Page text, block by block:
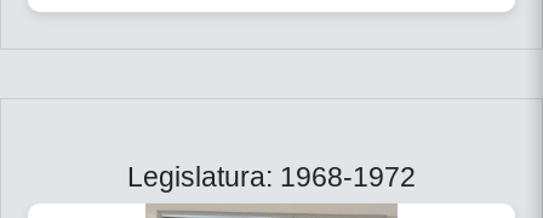
Legislatura: 1968-1972